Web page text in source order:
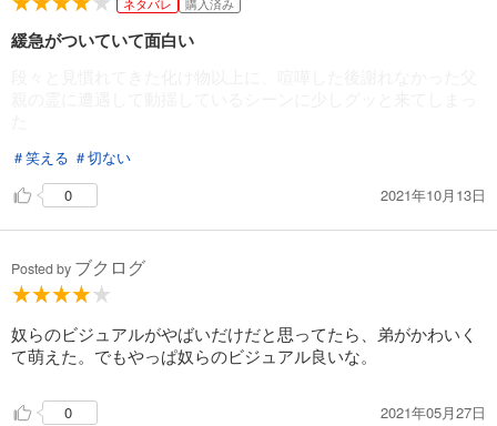
緩急がついていて面白い
＃笑える ＃切ない
0
2021年10月13日
Posted by ブクログ
奴らのビジュアルがやばいだけだと思ってたら、弟がかわいく
て萌えた。でもやっぱ奴らのビジュアル良いな。
0 2021年05月27日